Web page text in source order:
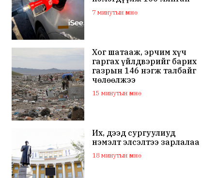
төгрөгт хүргэх судалж
байна
7 минутын өмнө
Хог шатааж, эрчим хүч
гаргах үйлдвэрийг барих
газрын 146 нэгж талбайг
чөлөөлжээ
15 минутын өмнө
Их, дээд сургуулиуд
нэмэлт элсэлтээ зарлалаа
18 минутын өмнө